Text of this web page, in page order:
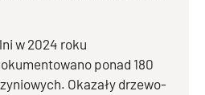
w 2024 roku
ponad 180
Okazały drzewo-